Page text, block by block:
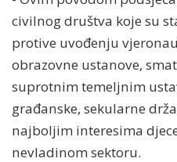
civilnog društva koje su
protive uvođenju
obrazovne ustanove,
suprotnim temeljnim
građanske, sekularne
najboljim interesima
nevladinom sektoru.